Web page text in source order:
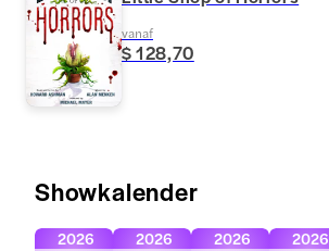
vanaf
$ 128,70
Showkalender
2026
2026
2026
2026